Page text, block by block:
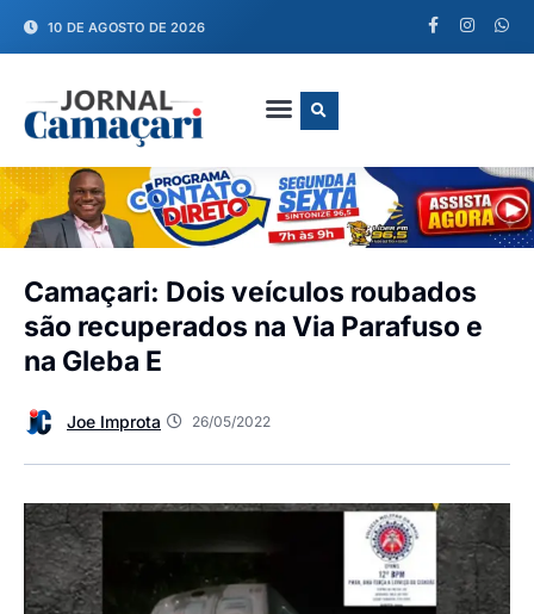
10 DE AGOSTO DE 2026
Camaçari: Dois veículos roubados
são recuperados na Via Parafuso e
na Gleba E
Joe Improta 26/05/2022